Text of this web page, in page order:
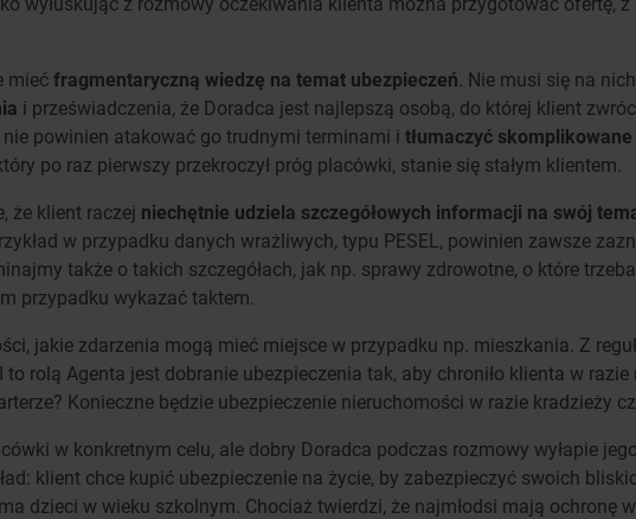
miećfragmentaryczną wiedzę na temat ubezpieczeń . Nie musi się na
i przeświadczenia, że Doradca jest najlepszą osobą, do której klient
powinien atakować go trudnymi terminami i tłumaczyć
po raz pierwszy przekroczył próg placówki, stanie się stałym klientem.
że klient raczej niechętnie udziela szczegółowych informacji na swój
w przypadku danych wrażliwych, typu PESEL, powinien zawsze
także o takich szczegółach, jak np. sprawy zdrowotne, o które
przypadku wykazać taktem.
jakie zdarzenia mogą mieć miejsce w przypadku np. mieszkania. Z
to rolą Agenta jest dobranie ubezpieczenia tak, aby chroniło klienta w
Konieczne będzie ubezpieczenie nieruchomości w razie kradzieży
w konkretnym celu, ale dobry Doradca podczas rozmowy wyłapie jego
klient chce kupić ubezpieczenie na życie, by zabezpieczyć swoich
dzieci w wieku szkolnym. Chociaż twierdzi, że najmłodsi mają ochronę